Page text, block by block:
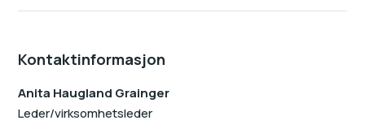
Kontaktinformasjon
Anita Haugland Grainger
Leder/virksomhetsleder